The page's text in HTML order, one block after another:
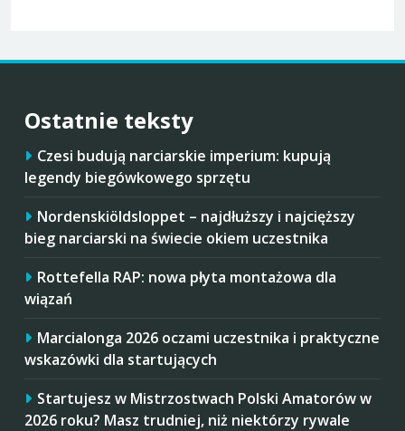
Ostatnie teksty
Czesi budują narciarskie imperium: kupują
legendy biegówkowego sprzętu
Nordenskiöldsloppet – najdłuższy i najcięższy
bieg narciarski na świecie okiem uczestnika
Rottefella RAP: nowa płyta montażowa dla
wiązań
Marcialonga 2026 oczami uczestnika i praktyczne
wskazówki dla startujących
Startujesz w Mistrzostwach Polski Amatorów w
2026 roku? Masz trudniej, niż niektórzy rywale